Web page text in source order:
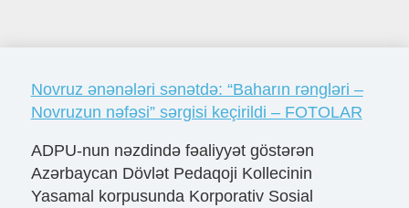
Novruz ənənələri sənətdə: “Baharın rəngləri –
Novruzun nəfəsi” sərgisi keçirildi – FOTOLAR
ADPU-nun nəzdində fəaliyyət göstərən
Azərbaycan Dövlət Pedaqoji Kollecinin
Yasamal korpusunda Korporativ Sosial